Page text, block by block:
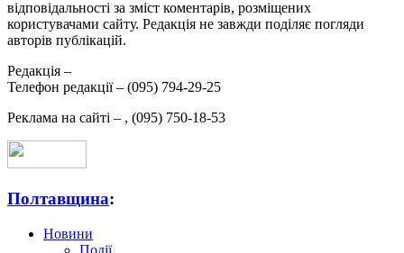
відповідальності за зміст коментарів, розміщених
користувачами сайту. Редакція не завжди поділяє погляди
авторів публікацій.
Редакція –
Телефон редакції – (095) 794-29-25
Реклама на сайті – , (095) 750-18-53
Полтавщина:
Новини
Події